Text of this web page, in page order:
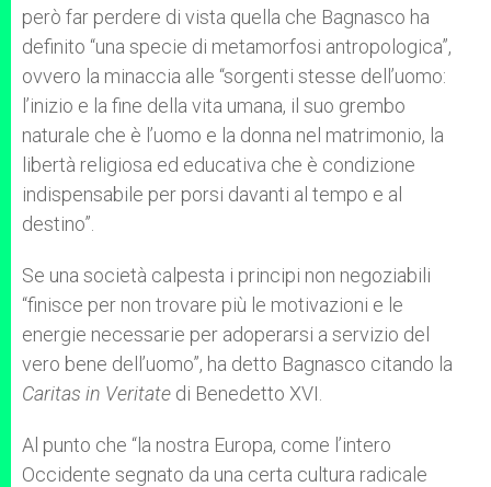
però far perdere di vista quella che Bagnasco ha
definito “una specie di metamorfosi antropologica”,
ovvero la minaccia alle “sorgenti stesse dell’uomo:
l’inizio e la fine della vita umana, il suo grembo
naturale che è l’uomo e la donna nel matrimonio, la
libertà religiosa ed educativa che è condizione
indispensabile per porsi davanti al tempo e al
destino”.
Se una società calpesta i principi non negoziabili
“finisce per non trovare più le motivazioni e le
energie necessarie per adoperarsi a servizio del
vero bene dell’uomo”, ha detto Bagnasco citando la
Caritas in Veritate di Benedetto XVI.
Al punto che “la nostra Europa, come l’intero
Occidente segnato da una certa cultura radicale